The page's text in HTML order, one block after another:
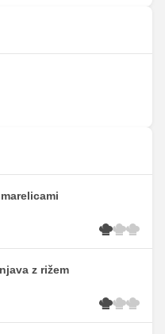
z rižem